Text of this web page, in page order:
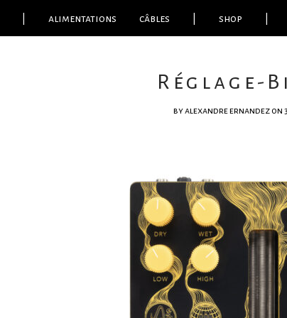
alimentations câbles shop
Réglage-
byalexandre ernandez on